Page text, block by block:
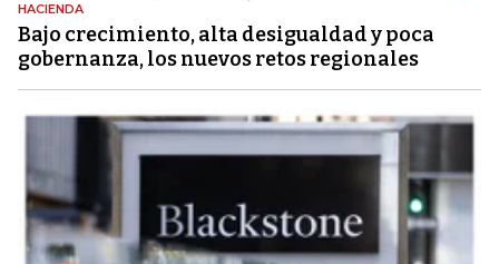
HACIENDA
Bajo crecimiento, alta desigualdad y poca
gobernanza, los nuevos retos regionales